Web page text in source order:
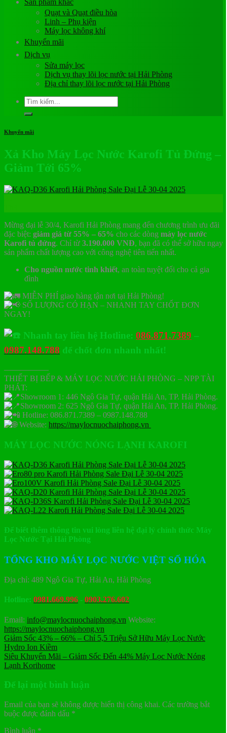
Sản phẩm khác
Quạt và Quạt điều hòa
Linh – Phụ kiện
Máy lọc không khí
Khuyến mãi
Dịch vụ
Sửa máy lọc
Dịch vụ thay lõi lọc nước tại Hải Phòng
Địa chỉ thay lõi lọc nước tại Hải Phòng
Tìm
kiếm:
Khuyến mãi
Xả Kho Máy Lọc Nước Karofi Tủ Đứng –
Giảm Tới 65%
Mừng đại lễ 30/4, Karofi Hải Phòng mang đến chương trình ưu đãi
đặc biệt: giảm giá từ 55% – 65% cho các dòng máy lọc nước
Karofi tủ đứng. Chỉ từ 3.190.000 VNĐ, bạn đã có thể sở hữu ngay
sản phẩm chất lượng cao với công nghệ tiên tiến nhất.
Cho nguồn nước tinh khiết, an toàn tuyệt đối cho cả gia
đình
MIỄN PHÍ giao hàng tận nơi tại Hải Phòng!
SỐ LƯỢNG CÓ HẠN – NHANH TAY CHỐT ĐƠN
NGAY!
Nhanh tay liên hệ Hotline: 086.871.7389 –
0987.148.788 để chốt đơn nhanh nhất!
—————–
THIẾT BỊ BẾP & MÁY LỌC NƯỚC HẢI PHÒNG – NPP TÀI
PHÁT:
Showroom 1: 446 Ngô Gia Tự, quận Hải An, TP. Hải Phòng.
Showroom 2: 625 Ngô Gia Tự, quận Hải An, TP. Hải Phòng.
Hotline: 086.871.7389 – 0987.148.788
Website: https://maylocnuochaiphong.vn
MÁY LỌC NƯỚC NÓNG LẠNH KAROFI
Để biết thêm thông tin vui lòng liên hệ đại lý chính thức Máy
Lọc Nước Tại Hải Phòng
TỔNG KHO MÁY LỌC NƯỚC VIỆT SỐ HÓA
Địa chỉ: 489 Ngô Gia Tự, Hải An, Hải Phòng
Hotline: 0981.669.996 - 0903.276.602
Email: info@maylocnuochaiphong.vn Website:
https://maylocnuochaiphong.vn
Giảm Sốc 43% – 66% – Chỉ 5,5 Triệu Sở Hữu Máy Lọc Nước
Hydro Ion Kiềm
Siêu Khuyến Mãi – Giảm Sốc Đến 44% Máy Lọc Nước Nóng
Lạnh Korihome
Để lại một bình luận
Email của bạn sẽ không được hiển thị công khai. Các trường bắt
buộc được đánh dấu *
Bình luận *